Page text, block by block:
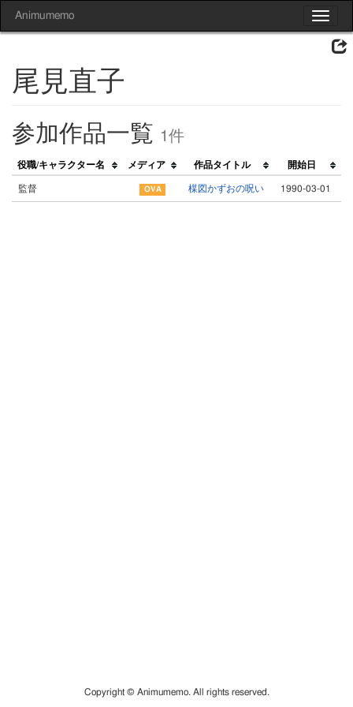
Toggle
Animumemo
尾見直子
参加作品一覧 1件
役職/キャラクター名 メディア 作品タイトル 開始日
監督 楳図かずおの呪い 1990-03-01
Copyright © Animumemo. All rights reserved.